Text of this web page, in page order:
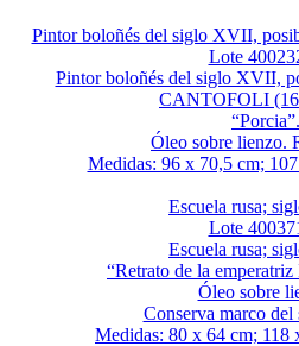
Pintor boloñés del siglo XVII,
Lote
Pintor boloñés del siglo XVII,
CANTOFOLI
“Porcia”.
Óleo sobre lienzo.
Medidas: 96 x 70,5 cm;
Escuela rusa;
Lote
Escuela rusa;
“Retrato de la emperatriz
Óleo sobre
Conserva marco
Medidas: 80 x 64 cm; 118